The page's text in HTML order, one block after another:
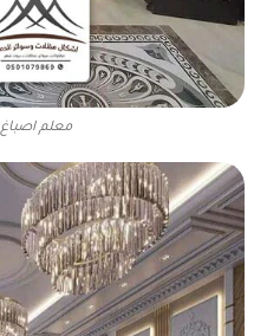
معلم اصباغ